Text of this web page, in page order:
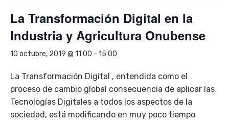
La Transformación Digital en la
Industria y Agricultura Onubense
10 octubre, 2019 @ 11:00 - 15:00
La Transformación Digital , entendida como el
proceso de cambio global consecuencia de aplicar las
Tecnologías Digitales a todos los aspectos de la
sociedad, está modificando en muy poco tiempo